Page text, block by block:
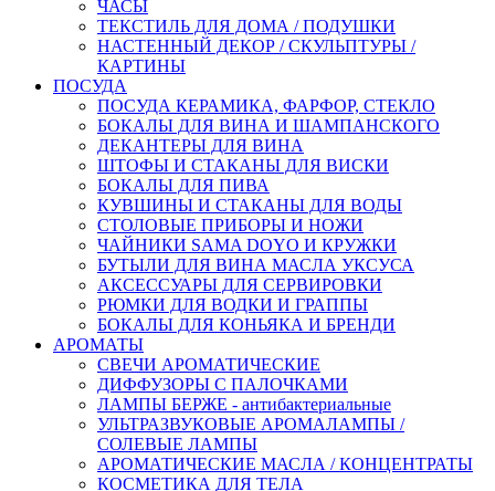
ЧАСЫ
ТЕКСТИЛЬ ДЛЯ ДОМА / ПОДУШКИ
НАСТЕННЫЙ ДЕКОР / СКУЛЬПТУРЫ /
КАРТИНЫ
ПОСУДА
ПОСУДА КЕРАМИКА, ФАРФОР, СТЕКЛО
БОКАЛЫ ДЛЯ ВИНА И ШАМПАНСКОГО
ДЕКАНТЕРЫ ДЛЯ ВИНА
ШТОФЫ И СТАКАНЫ ДЛЯ ВИСКИ
БОКАЛЫ ДЛЯ ПИВА
КУВШИНЫ И СТАКАНЫ ДЛЯ ВОДЫ
СТОЛОВЫЕ ПРИБОРЫ И НОЖИ
ЧАЙНИКИ SAMA DOYO И КРУЖКИ
БУТЫЛИ ДЛЯ ВИНА МАСЛА УКСУСА
АКСЕССУАРЫ ДЛЯ СЕРВИРОВКИ
РЮМКИ ДЛЯ ВОДКИ И ГРАППЫ
БОКАЛЫ ДЛЯ КОНЬЯКА И БРЕНДИ
АРОМАТЫ
СВЕЧИ АРОМАТИЧЕСКИЕ
ДИФФУЗОРЫ С ПАЛОЧКАМИ
ЛАМПЫ БЕРЖЕ - антибактериальные
УЛЬТРАЗВУКОВЫЕ АРОМАЛАМПЫ /
СОЛЕВЫЕ ЛАМПЫ
АРОМАТИЧЕСКИЕ МАСЛА / КОНЦЕНТРАТЫ
КОСМЕТИКА ДЛЯ ТЕЛА